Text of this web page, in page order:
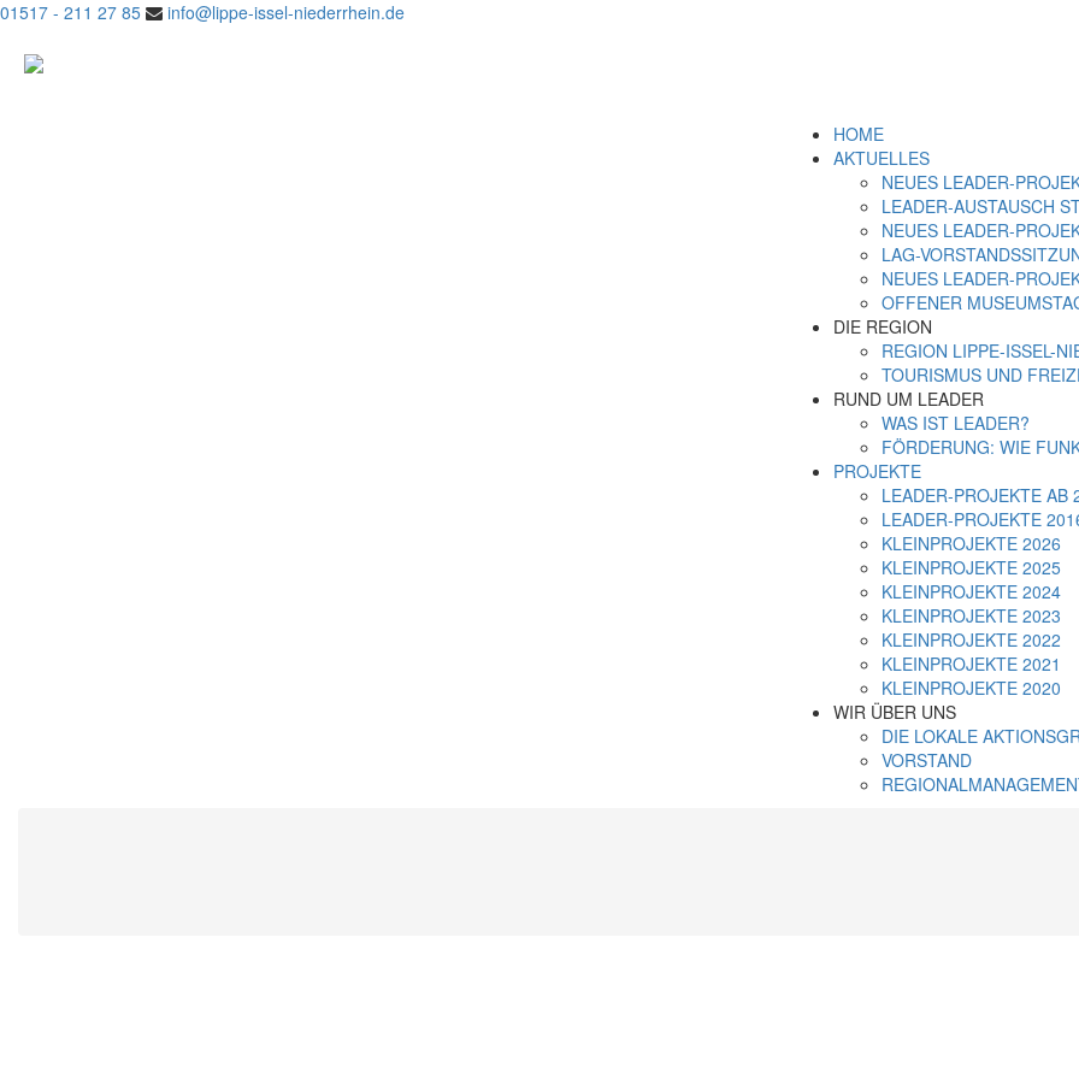
- 211 27 85 info@lippe-issel-niederrhein.de
HOME
AKTUELLES
NEUES LEADER-
LEADER-AUSTAUSCH
NEUES LEADER-
LAG-
NEUES LEADER-
OFFENER
DIE REGION
REGION LIPPE-ISSEL-
TOURISMUS UND
RUND UM LEADER
WAS IST LEADER?
FÖRDERUNG: WIE
PROJEKTE
LEADER-PROJEKTE AB
LEADER-PROJEKTE
KLEINPROJEKTE 2026
KLEINPROJEKTE 2025
KLEINPROJEKTE 2024
KLEINPROJEKTE 2023
KLEINPROJEKTE 2022
KLEINPROJEKTE 2021
KLEINPROJEKTE 2020
WIR ÜBER UNS
DIE LOKALE
VORSTAND